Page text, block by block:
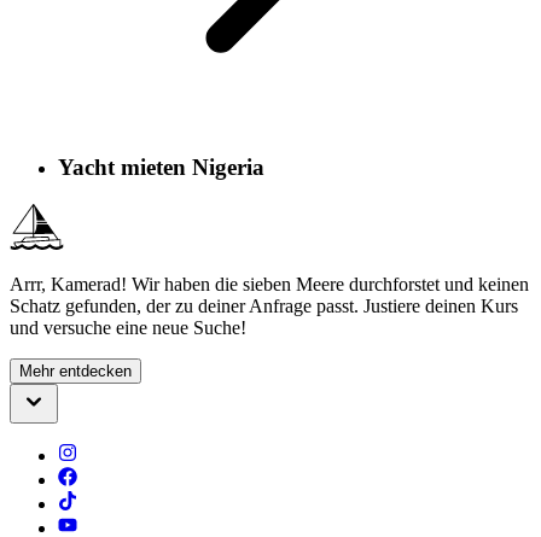
Yacht mieten Nigeria
Arrr, Kamerad! Wir haben die sieben Meere durchforstet und keinen
Schatz gefunden, der zu deiner Anfrage passt. Justiere deinen Kurs
und versuche eine neue Suche!
Mehr entdecken